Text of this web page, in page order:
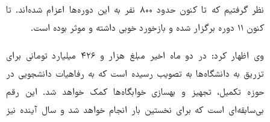
نظر گرفتیم که تا کنون حدود ۸۰۰ نفر به این دوره‌ها اعزام شده‌اند. تا
کنون ۱۱ دوره برگزار شده و بازخورد خوبی داشته و موثر بوده است.
وی اظهار کرد: در دو ماه اخیر مبلغ هزار و ۴۲۶ میلیارد تومانی برای
تزریق به دانشگاه‌ها به تصویب رسیده است که به رفاهیات دانشجویی در
حوزه تکمیل، تجهیز و بهسازی خوابگاه‌ها کمک خواهد شد. این رقم
بی‌سابقه‌ای است که برای نخستین بار انجام خواهد شد و سال آینده نیز